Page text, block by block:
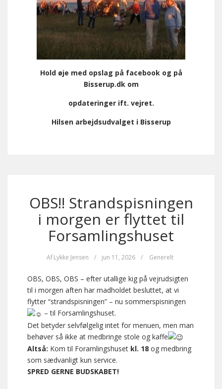
Hold øje med opslag på facebook og på
Bisserup.dk om
opdateringer ift. vejret.
Hilsen arbejdsudvalget i Bisserup
OBS!! Strandspisningen
i morgen er flyttet til
Forsamlingshuset
Af Lykke Jensen / jun 11, 2026 / Generelt
OBS, OBS, OBS – efter utallige kig på vejrudsigten
til i morgen aften har madholdet besluttet, at vi
flytter “strandspisningen” – nu sommerspisningen
– til Forsamlingshuset.
Det betyder selvfølgelig intet for menuen, men man
behøver så ikke at medbringe stole og kaffe
Altså: Kom til Foramlingshuset kl. 18 og medbring
som sædvanligt kun service.
SPRED GERNE BUDSKABET!